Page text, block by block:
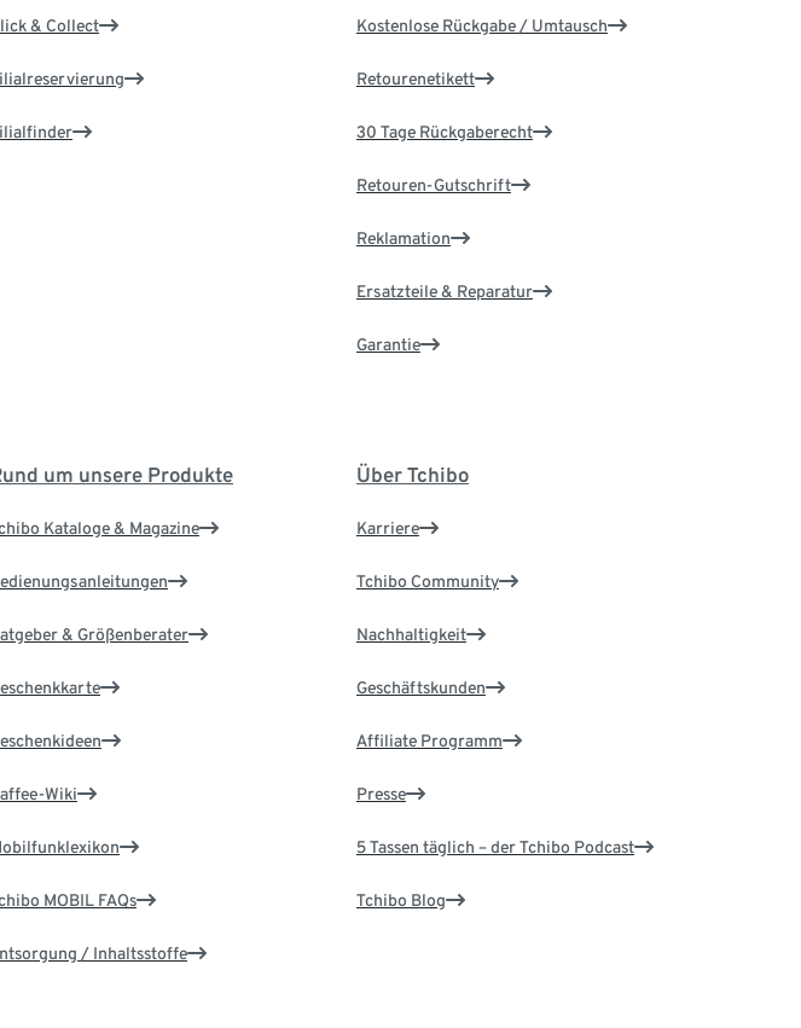
& Collect Kostenlose Rückgabe / Umtausch
Retourenetikett
30 Tage Rückgaberecht
Retouren-Gutschrift
Reklamation
Ersatzteile & Reparatur
Garantie
um unsere Produkte
Kataloge & Magazine
& Größenberater
Wiki
MOBIL FAQs
/ Inhaltsstoffe
Über Tchibo
Karriere
Tchibo Community
Nachhaltigkeit
Geschäftskunden
Affiliate Programm
Presse
5 Tassen täglich – der Tchibo Podcast
Tchibo Blog